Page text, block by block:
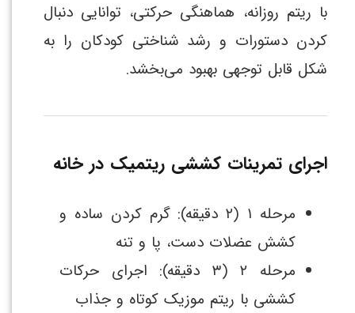
با ریتم روزانه، هماهنگی حرکتی، توانایی دنبال
کردن دستورات و رشد شناختی کودکان را به
شکل قابل توجهی بهبود می‌بخشد.
اجرای تمرینات کششی ریتمیک در خانه
مرحله ۱ (۲ دقیقه): گرم کردن ساده و
کشش عضلات دست، پا و تنه
مرحله ۲ (۳ دقیقه): اجرای حرکات
کششی با ریتم موزیک کوتاه و جذاب